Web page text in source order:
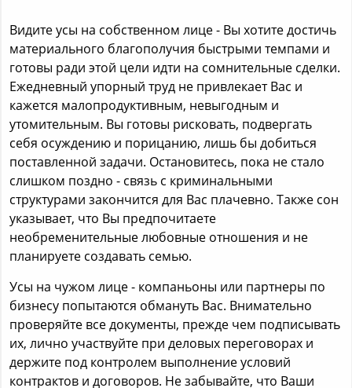
Видите усы на собственном лице - Вы хотите достичь
материального благополучия быстрыми темпами и
готовы ради этой цели идти на сомнительные сделки.
Ежедневный упорный труд не привлекает Вас и
кажется малопродуктивным, невыгодным и
утомительным. Вы готовы рисковать, подвергать
себя осуждению и порицанию, лишь бы добиться
поставленной задачи. Остановитесь, пока не стало
слишком поздно - связь с криминальными
структурами закончится для Вас плачевно. Также сон
указывает, что Вы предпочитаете
необременительные любовные отношения и не
планируете создавать семью.
Усы на чужом лице - компаньоны или партнеры по
бизнесу попытаются обмануть Вас. Внимательно
проверяйте все документы, прежде чем подписывать
их, лично участвуйте при деловых переговорах и
держите под контролем выполнение условий
контрактов и договоров. Не забывайте, что Ваши